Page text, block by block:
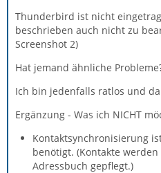
Thunderbird ist nicht
beschrieben auch nicht zu
Screenshot 2)
Hat jemand ähnliche
Ich bin jedenfalls ratlos und
Ergänzung - Was ich NICHT
Kontaktsynchronisierung
benötigt. (Kontakte
Adressbuch gepflegt.)